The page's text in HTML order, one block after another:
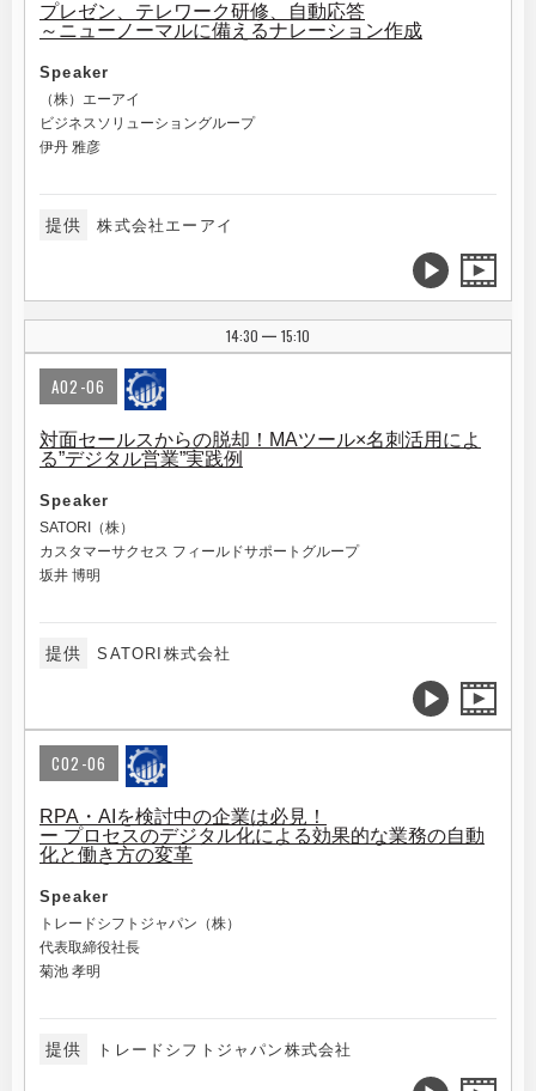
プレゼン、テレワーク研修、自動応答
～ニューノーマルに備えるナレーション作成
Speaker
（株）エーアイ
ビジネスソリューショングループ
伊丹 雅彦
提供 株式会社エーアイ
14:30 | 15:10
A02-06
対面セールスからの脱却！MAツール×名刺活用によ
る”デジタル営業”実践例
Speaker
SATORI（株）
カスタマーサクセス フィールドサポートグループ
坂井 博明
提供 SATORI株式会社
C02-06
RPA・AIを検討中の企業は必見！
ー プロセスのデジタル化による効果的な業務の自動
化と働き方の変革
Speaker
トレードシフトジャパン（株）
代表取締役社長
菊池 孝明
提供 トレードシフトジャパン株式会社